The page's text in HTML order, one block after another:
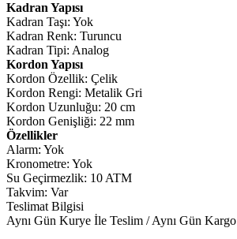
Kadran Yapısı
Kadran Taşı: Yok
Kadran Renk: Turuncu
Kadran Tipi: Analog
Kordon Yapısı
Kordon Özellik: Çelik
Kordon Rengi: Metalik Gri
Kordon Uzunluğu: 20 cm
Kordon Genişliği: 22 mm
Özellikler
Alarm: Yok
Kronometre: Yok
Su Geçirmezlik: 10 ATM
Takvim: Var
Teslimat Bilgisi
Aynı Gün Kurye İle Teslim / Aynı Gün Kargo